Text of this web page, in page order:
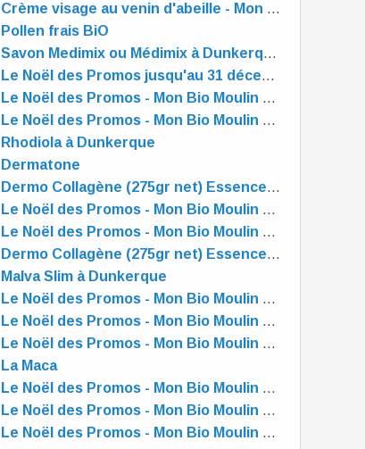
Crème visage au venin d'abeille - Mon Bio Moulin à Dunkerque
Pollen frais BiO
Savon Medimix ou Médimix à Dunkerque - Mon Bio Moulin à Dunkerque
Le Noël des Promos jusqu'au 31 décembre - Mon Bio Moulin à Dunkerque
Le Noël des Promos - Mon Bio Moulin à Dunkerque
Le Noël des Promos - Mon Bio Moulin à Dunkerque
Rhodiola à Dunkerque
Dermatone
Dermo Collagène (275gr net) Essence Pure
Le Noël des Promos - Mon Bio Moulin à Dunkerque
Le Noël des Promos - Mon Bio Moulin à Dunkerque
Dermo Collagène (275gr net) Essence Pure
Malva Slim à Dunkerque
Le Noël des Promos - Mon Bio Moulin à Dunkerque
Le Noël des Promos - Mon Bio Moulin à Dunkerque
Le Noël des Promos - Mon Bio Moulin à Dunkerque
La Maca
Le Noël des Promos - Mon Bio Moulin à Dunkerque
Le Noël des Promos - Mon Bio Moulin à Dunkerque
Le Noël des Promos - Mon Bio Moulin à Dunkerque